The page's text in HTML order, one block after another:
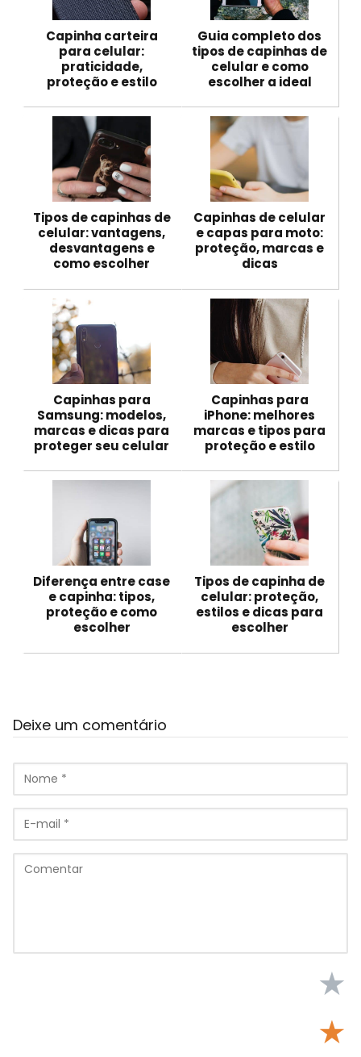
Capinha carteira
para celular:
praticidade,
proteção e estilo
Guia completo dos
tipos de capinhas de
celular e como
escolher a ideal
Tipos de capinhas de
celular: vantagens,
desvantagens e
como escolher
Capinhas de celular
e capas para moto:
proteção, marcas e
dicas
Capinhas para
Samsung: modelos,
marcas e dicas para
proteger seu celular
Capinhas para
iPhone: melhores
marcas e tipos para
proteção e estilo
Diferença entre case
e capinha: tipos,
proteção e como
escolher
Tipos de capinha de
celular: proteção,
estilos e dicas para
escolher
Deixe um comentário
★
★